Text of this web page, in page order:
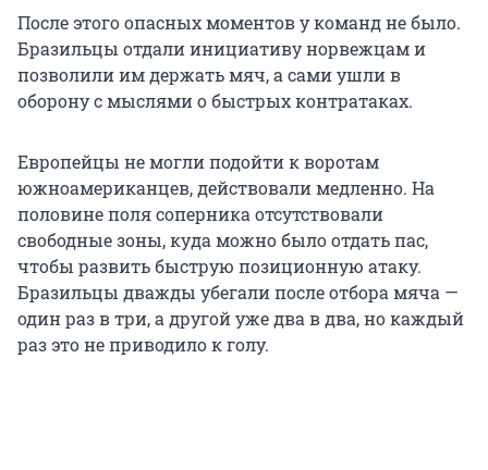
После этого опасных моментов у команд не было.
Бразильцы отдали инициативу норвежцам и
позволили им держать мяч, а сами ушли в
оборону с мыслями о быстрых контратаках.
Европейцы не могли подойти к воротам
южноамериканцев, действовали медленно. На
половине поля соперника отсутствовали
свободные зоны, куда можно было отдать пас,
чтобы развить быструю позиционную атаку.
Бразильцы дважды убегали после отбора мяча —
один раз в три, а другой уже два в два, но каждый
раз это не приводило к голу.